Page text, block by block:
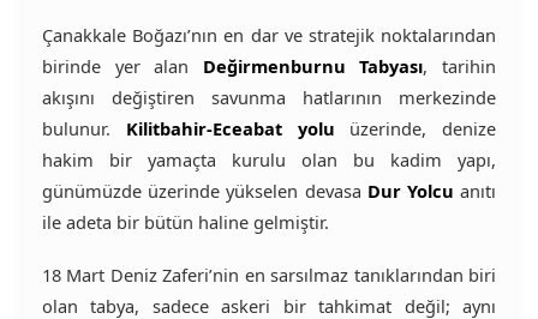
Çanakkale Boğazı’nın en dar ve stratejik noktalarından
birinde yer alan Değirmenburnu Tabyası, tarihin
akışını değiştiren savunma hatlarının merkezinde
bulunur. Kilitbahir-Eceabat yolu üzerinde, denize
hakim bir yamaçta kurulu olan bu kadim yapı,
günümüzde üzerinde yükselen devasa Dur Yolcu anıtı
ile adeta bir bütün haline gelmiştir.
18 Mart Deniz Zaferi’nin en sarsılmaz tanıklarından biri
olan tabya, sadece askeri bir tahkimat değil; aynı